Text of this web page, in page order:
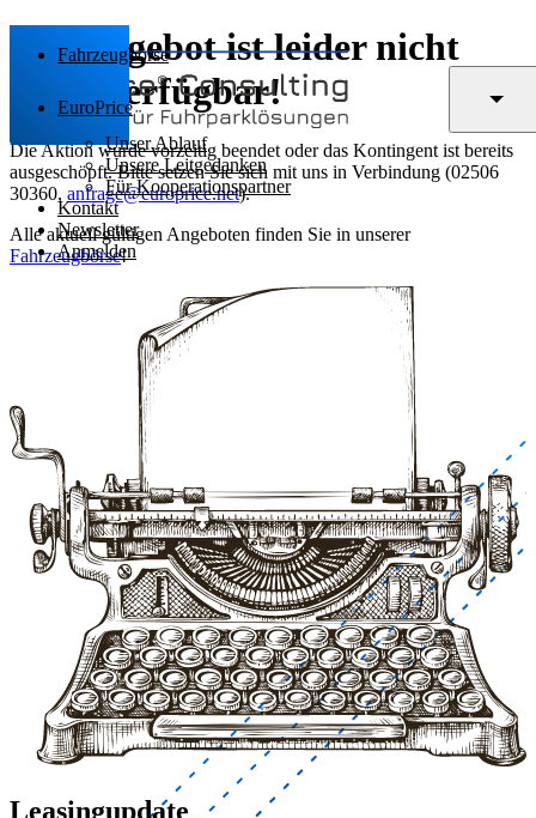
Fahrzeugbörse
EuroPrice
Unser Ablauf
Unsere Leitgedanken
Für Kooperationspartner
Kontakt
Newsletter
Anmelden
Das Angebot ist leider nicht
mehr verfügbar!
Die Aktion wurde vorzeitig beendet oder das Kontingent ist bereits
ausgeschöpft. Bitte setzen Sie sich mit uns in Verbindung (02506
30360, anfrage@europrice.net).
Alle aktuell gültigen Angeboten finden Sie in unserer
Fahrzeugbörse!
Leasingupdate